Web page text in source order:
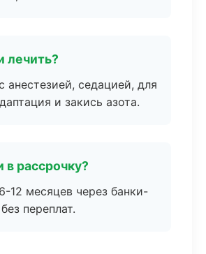
лечить?
анестезией, седацией, для
и закись азота.
рассрочку?
12 месяцев через банки-
переплат.